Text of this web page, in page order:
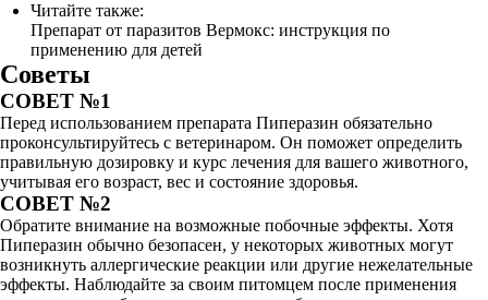
Читайте также:
Препарат от паразитов Вермокс: инструкция по
применению для детей
Советы
СОВЕТ №1
Перед использованием препарата Пиперазин обязательно
проконсультируйтесь с ветеринаром. Он поможет определить
правильную дозировку и курс лечения для вашего животного,
учитывая его возраст, вес и состояние здоровья.
СОВЕТ №2
Обратите внимание на возможные побочные эффекты. Хотя
Пиперазин обычно безопасен, у некоторых животных могут
возникнуть аллергические реакции или другие нежелательные
эффекты. Наблюдайте за своим питомцем после применения